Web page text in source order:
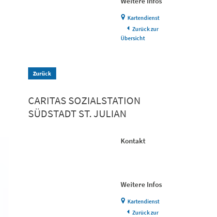
Kartendienst
Zurück zur
Übersicht
Zurück
CARITAS SOZIALSTATION
SÜDSTADT ST. JULIAN
Kontakt
Weitere Infos
Kartendienst
Zurück zur